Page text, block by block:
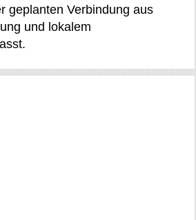
geplanten Verbindung aus
und lokalem